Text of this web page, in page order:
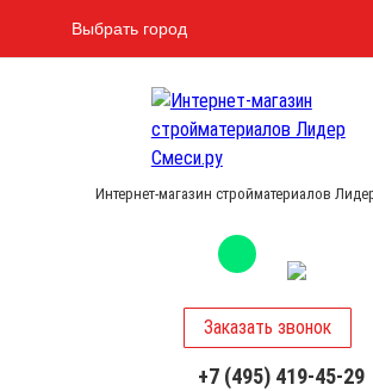
Выбрать город
Интернет-магазин стройматериалов
Заказать звонок
+7 (495) 419-45-29